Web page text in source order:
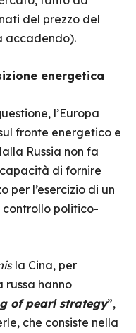
del prezzo del
accadendo).
energetica
l’Europa
fronte energetico e
Russia non fa
di fornire
per l’esercizio di un
politico-
la Cina, per
russa hanno
of pearl strategy”,
che consiste nella